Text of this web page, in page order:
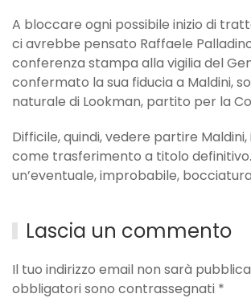
A bloccare ogni possibile inizio di
ci avrebbe pensato Raffaele
conferenza stampa alla vigilia del
confermato la sua fiducia a Maldini,
naturale di Lookman, partito per la
Difficile, quindi, vedere partire
come trasferimento a titolo
un’eventuale, improbabile,
Lascia un commento
Il tuo indirizzo email non sarà
obbligatori sono contrassegnati *